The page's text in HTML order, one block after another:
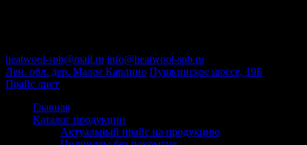
heatwool-spb@mail.ru info@heatwool-spb.ru
Лен. обл. дер. Малое Карлино Пушкинское шоссе, 19Б
Прайс лист
Главная
Каталог продукции
Актуальный прайс на продукцию